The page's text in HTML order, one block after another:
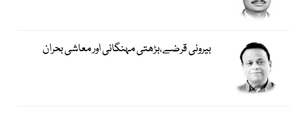
بیرونی قرضے،بڑھتی مہنگائی اور معاشی بحران